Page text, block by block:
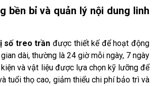
bền bỉ và quản lý nội dung linh
số treo trần được thiết kế để hoạt động
dài, thường là 24 giờ mỗi ngày, 7 ngày
kiện và vật liệu được lựa chọn kỹ lưỡng để
tuổi thọ cao, giảm thiểu chi phí bảo trì và